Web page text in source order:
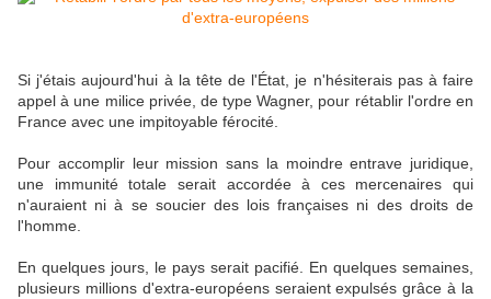
Si j'étais aujourd'hui à la tête de l'État, je n'hésiterais pas à faire
appel à une milice privée, de type Wagner, pour rétablir l'ordre en
France avec une impitoyable férocité.
Pour accomplir leur mission sans la moindre entrave juridique,
une immunité totale serait accordée à ces mercenaires qui
n'auraient ni à se soucier des lois françaises ni des droits de
l'homme.
En quelques jours, le pays serait pacifié. En quelques semaines,
plusieurs millions d'extra-européens seraient expulsés grâce à la